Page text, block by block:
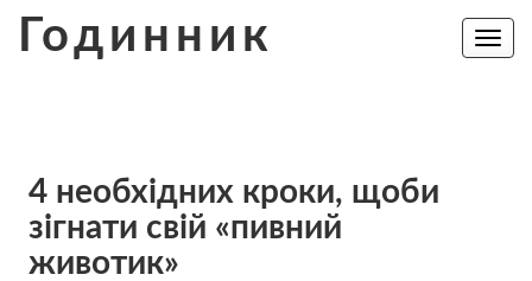
Годинник
Toggle
4 необхідних кроки, щоби
зігнати свій «пивний
животик»